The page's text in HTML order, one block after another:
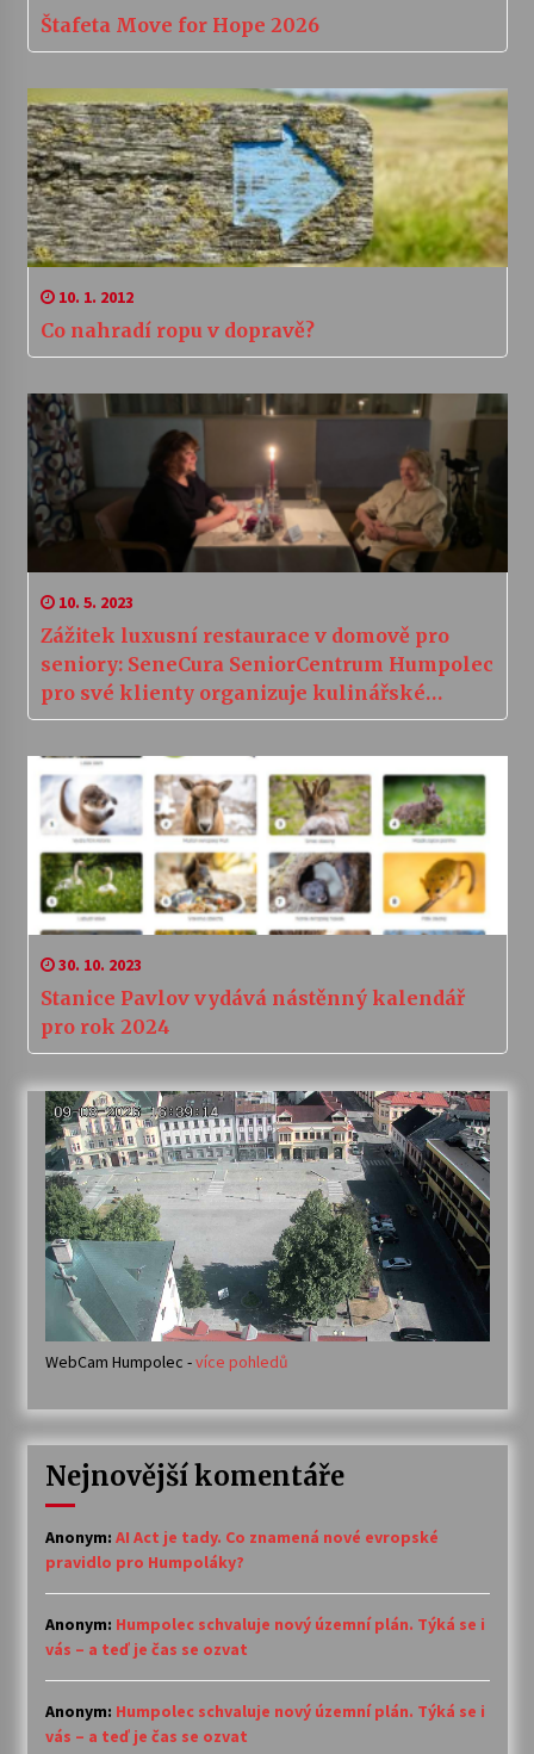
Štafeta Move for Hope 2026
10. 1. 2012
Co nahradí ropu v dopravě?
10. 5. 2023
Zážitek luxusní restaurace v domově pro
seniory: SeneCura SeniorCentrum Humpolec
pro své klienty organizuje kulinářské
zážitky
30. 10. 2023
Stanice Pavlov vydává nástěnný kalendář
pro rok 2024
WebCam Humpolec -více pohledů
Nejnovější komentáře
Anonym: AI Act je tady. Co znamená nové evropské
pravidlo pro Humpoláky?
Anonym: Humpolec schvaluje nový územní plán. Týká se i
vás – a teď je čas se ozvat
Anonym: Humpolec schvaluje nový územní plán. Týká se i
vás – a teď je čas se ozvat